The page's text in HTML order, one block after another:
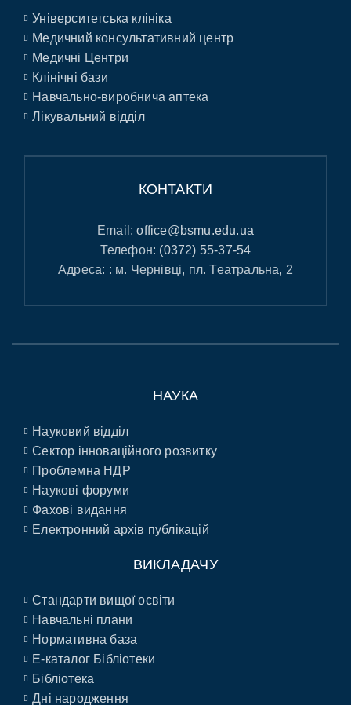
Університетська клініка
Медичний консультативний центр
Медичні Центри
Клінічні бази
Навчально-виробнича аптека
Лікувальний відділ
КОНТАКТИ
Email:office@bsmu.edu.ua
Телефон: (0372) 55-37-54
Адреса: : м. Чернівці, пл. Театральна, 2
НАУКА
Науковий відділ
Сектор інноваційного розвитку
Проблемна НДР
Наукові форуми
Фахові видання
Електронний архів публікацій
ВИКЛАДАЧУ
Стандарти вищої освіти
Навчальні плани
Нормативна база
E-каталог Бібліотеки
Бібліотека
Дні народження